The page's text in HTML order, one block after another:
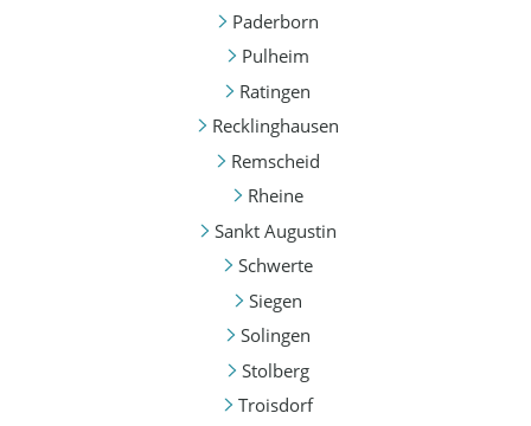
Paderborn
Pulheim
Ratingen
Recklinghausen
Remscheid
Rheine
Sankt Augustin
Schwerte
Siegen
Solingen
Stolberg
Troisdorf